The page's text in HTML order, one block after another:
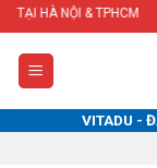
Skip
to
content
VITADU -